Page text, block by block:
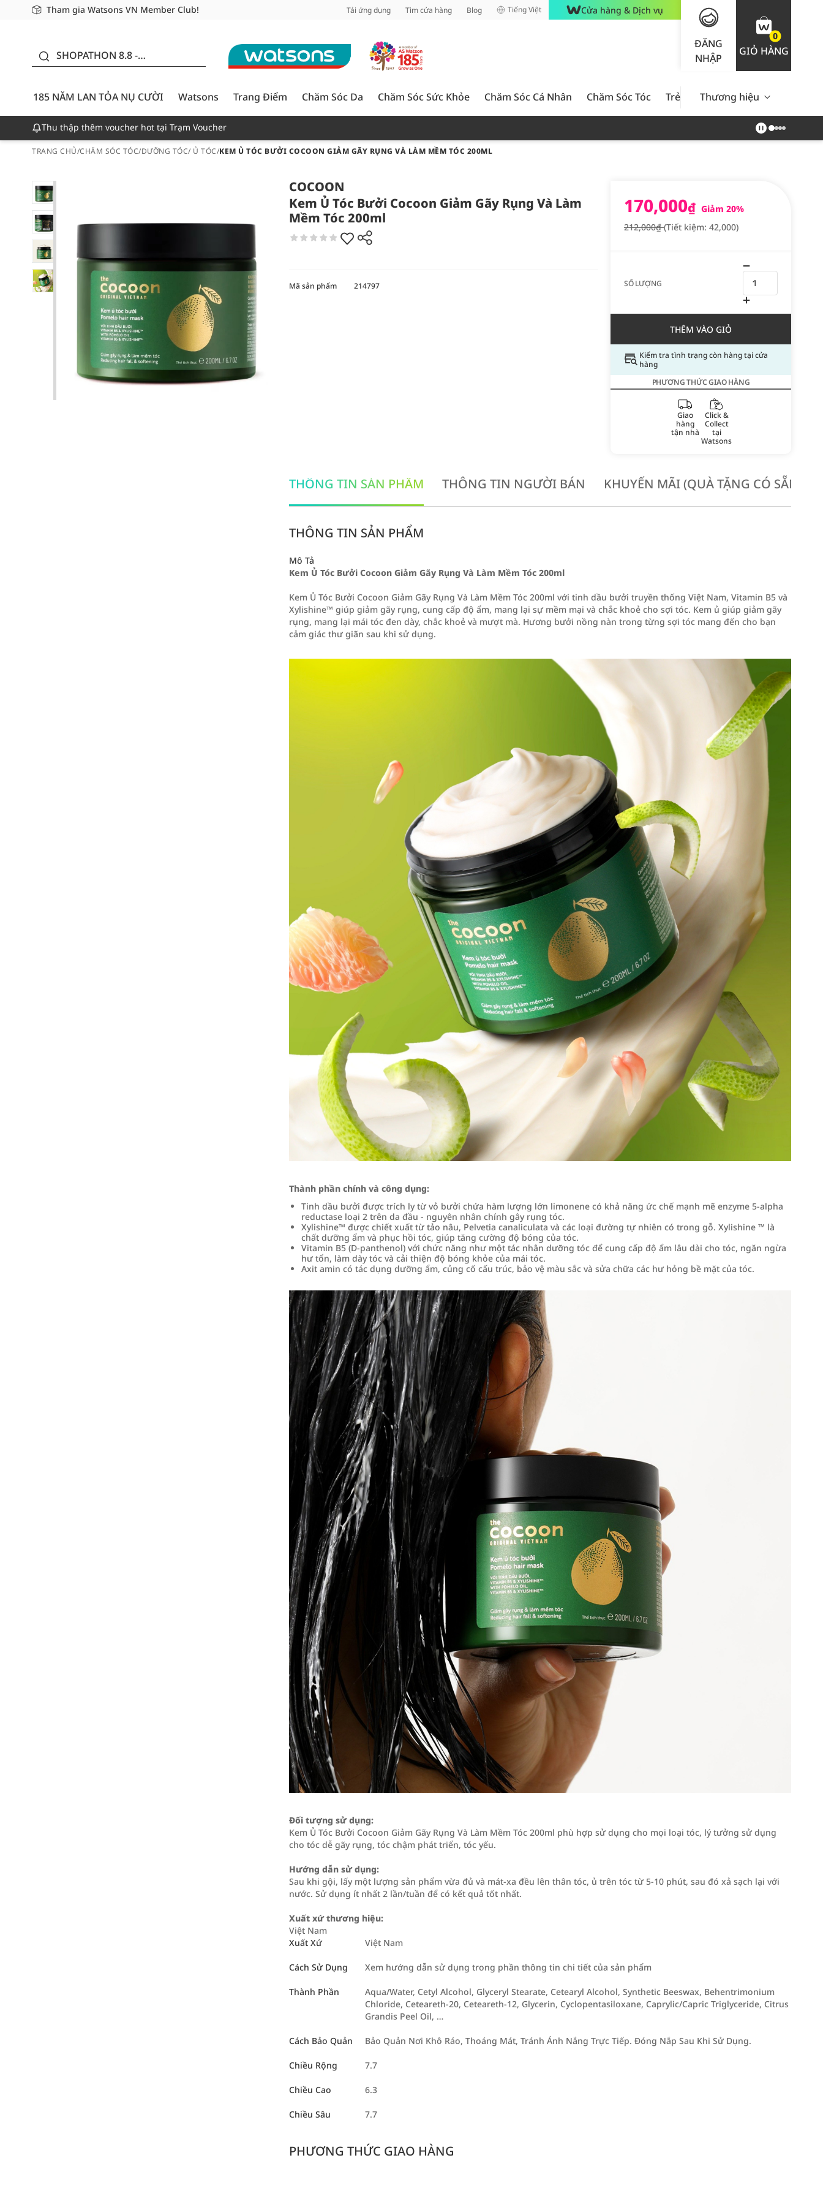
Tham gia Watsons VN Member Club!
Miễn phí giao hàng cho đơn hàng từ 249,000Đ
Giao hàng nhanh 24h - Áp dụng khu vực TP. Hồ Chí Minh Tải ứng dụng Tìm cửa hàng Blog Tiếng Việt Cửa hàng & Dịch vụ
ĐĂNG
NHẬP
0
GIỎ HÀNG
SHOPATHON 8.8 -
CƯỜI - GIẢM ĐẾN
50%
185 NĂM LAN TỎA NỤ CƯỜI
Watsons Trang Điểm Chăm Sóc Da Chăm Sóc Sức Khỏe Chăm Sóc Cá Nhân Chăm Sóc Tóc Trẻ Em Nam Giới Chăm Sóc
Thương hiệu
Thu thập thêm voucher hot tại Trạm Voucher
TRANG CHỦ/CHĂM SÓC TÓC/DƯỠNG TÓC/ Ủ TÓC/KEM Ủ TÓC BƯỞI COCOON GIẢM GÃY RỤNG VÀ LÀM MỀM TÓC 200ML
COCOON
Kem Ủ Tóc Bưởi Cocoon Giảm Gãy Rụng Và Làm
Mềm Tóc 200ml
170,000₫ Giảm 20%
212,000₫(Tiết kiệm: 42,000)
SỐ LƯỢNG
THÊM VÀO GIỎ
Kiểm tra tình trạng còn hàng tại cửa
hàng
PHƯƠNG THỨC GIAO HÀNG
Giao
hàng
tận nhà
Click &
Collect
tại
Watsons
Mã sản phẩm 214797
THÔNG TIN SẢN PHẨM THÔNG TIN NGƯỜI BÁN KHUYẾN MÃI (QUÀ TẶNG CÓ SẴN
THÔNG TIN SẢN PHẨM
Mô Tả
Kem Ủ Tóc Bưởi Cocoon Giảm Gãy Rụng Và Làm Mềm Tóc 200ml
Kem Ủ Tóc Bưởi Cocoon Giảm Gãy Rụng Và Làm Mềm Tóc 200ml với tinh dầu bưởi truyền thống Việt Nam, Vitamin B5 và
Xylishine™ giúp giảm gãy rụng, cung cấp độ ẩm, mang lại sự mềm mại và chắc khoẻ cho sợi tóc. Kem ủ giúp giảm gãy
rụng, mang lại mái tóc đen dày, chắc khoẻ và mượt mà. Hương bưởi nồng nàn trong từng sợi tóc mang đến cho bạn
cảm giác thư giãn sau khi sử dụng.
Thành phần chính và công dụng:
Tinh dầu bưởi được trích ly từ vỏ bưởi chứa hàm lượng lớn limonene có khả năng ức chế mạnh mẽ enzyme 5-alpha
reductase loại 2 trên da đầu - nguyên nhân chính gây rụng tóc.
Xylishine™ được chiết xuất từ tảo nâu, Pelvetia canaliculata và các loại đường tự nhiên có trong gỗ. Xylishine ™ là
chất dưỡng ẩm và phục hồi tóc, giúp tăng cường độ bóng của tóc.
Vitamin B5 (D-panthenol) với chức năng như một tác nhân dưỡng tóc để cung cấp độ ẩm lâu dài cho tóc, ngăn ngừa
hư tổn, làm dày tóc và cải thiện độ bóng khỏe của mái tóc.
Axit amin có tác dụng dưỡng ẩm, củng cố cấu trúc, bảo vệ màu sắc và sửa chữa các hư hỏng bề mặt của tóc.
Đối tượng sử dụng:
Kem Ủ Tóc Bưởi Cocoon Giảm Gãy Rụng Và Làm Mềm Tóc 200ml phù hợp sử dụng cho mọi loại tóc, lý tưởng sử dụng
cho tóc dễ gãy rụng, tóc chậm phát triển, tóc yếu.
Hướng dẫn sử dụng:
Sau khi gội, lấy một lượng sản phẩm vừa đủ và mát-xa đều lên thân tóc, ủ trên tóc từ 5-10 phút, sau đó xả sạch lại với
nước. Sử dụng ít nhất 2 lần/tuần để có kết quả tốt nhất.
Xuất xứ thương hiệu:
Việt Nam
Xuất Xứ
Việt Nam
Cách Sử Dụng Xem hướng dẫn sử dụng trong phần thông tin chi tiết của sản phẩm
Thành Phần
Aqua/Water, Cetyl Alcohol, Glyceryl Stearate, Cetearyl Alcohol, Synthetic Beeswax, Behentrimonium
Chloride, Ceteareth-20, Ceteareth-12, Glycerin, Cyclopentasiloxane, Caprylic/Capric Triglyceride, Citrus
Grandis Peel Oil, …
Cách Bảo Quản Bảo Quản Nơi Khô Ráo, Thoáng Mát, Tránh Ánh Nắng Trực Tiếp. Đóng Nắp Sau Khi Sử Dụng.
Chiều Rộng 7.7
Chiều Cao 6.3
Chiều Sâu 7.7
PHƯƠNG THỨC GIAO HÀNG